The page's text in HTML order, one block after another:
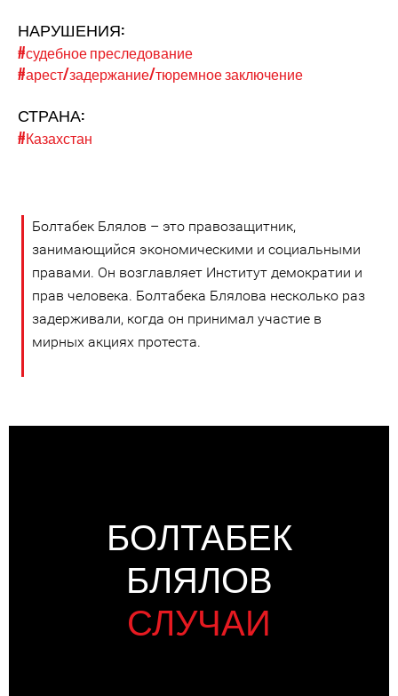
НАРУШЕНИЯ:
#судебное преследование
#арест/задержание/тюремное заключение
СТРАНА:
#Казахстан
Болтабек Блялов – это правозащитник,
занимающийся экономическими и социальными
правами. Он возглавляет Институт демократии и
прав человека. Болтабека Блялова несколько раз
задерживали, когда он принимал участие в
мирных акциях протеста.
БОЛТАБЕК
БЛЯЛОВ
СЛУЧАИ